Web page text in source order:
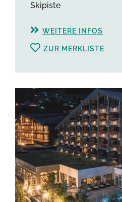
Skipiste
WEITERE INFOS
ZUR MERKLISTE